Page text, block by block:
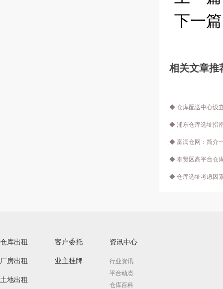
下一
相关文章推
◆ 仓库配送中心设
◆ 浦东仓库选址指
◆ 富满仓网：简介
◆ 奉贤区高平台仓
◆ 仓库选址考虑因
仓库出租
厂房出租
土地出租
客户委托
业主挂牌
资讯中心
行业资讯
平台动态
仓库百科